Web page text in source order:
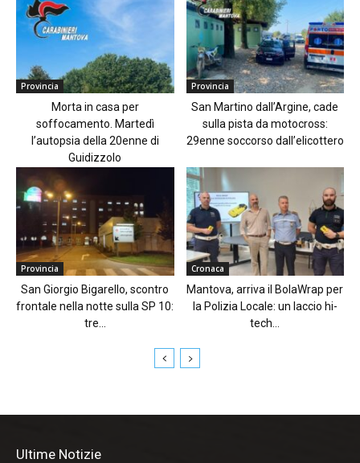
Provincia
Morta in casa per
soffocamento. Martedì
l’autopsia della 20enne di
Guidizzolo
Provincia
San Martino dall’Argine, cade
sulla pista da motocross:
29enne soccorso dall’elicottero
Provincia
San Giorgio Bigarello, scontro
frontale nella notte sulla SP 10:
tre...
Cronaca
Mantova, arriva il BolaWrap per
la Polizia Locale: un laccio hi-
tech...
Ultime Notizie